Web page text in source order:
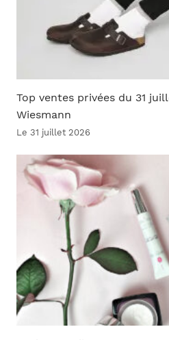
Top ventes privées du 31
Wiesmann
Le 31 juillet 2026